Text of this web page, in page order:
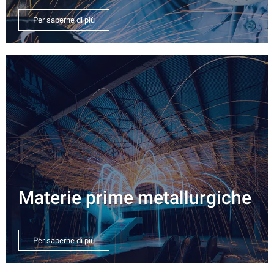
Per saperne di più
Materie prime metallurgiche
Per saperne di più